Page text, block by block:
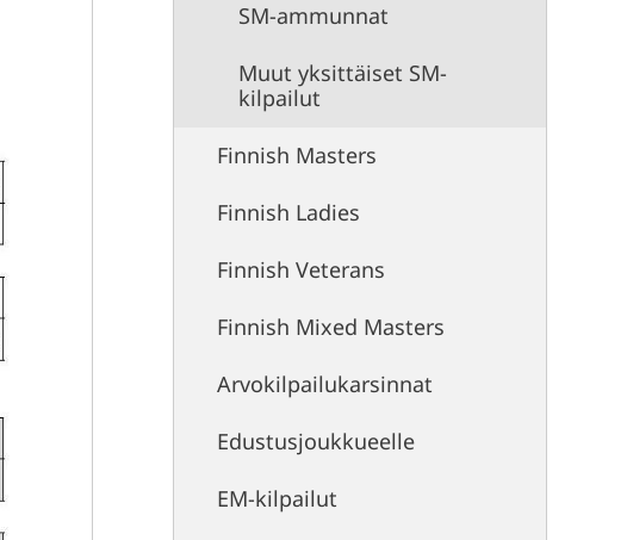
SM-ammunnat
Muut yksittäiset SM-
kilpailut
Finnish Masters
Finnish Ladies
Finnish Veterans
Finnish Mixed Masters
Arvokilpailukarsinnat
Edustusjoukkueelle
EM-kilpailut